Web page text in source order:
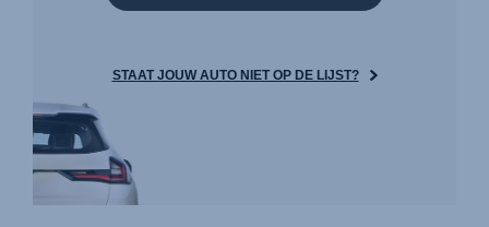
STAAT JOUW AUTO NIET OP DE LIJST?